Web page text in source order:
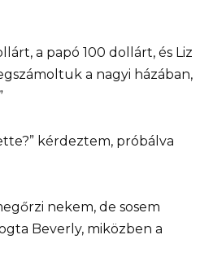
a papó 100 dollárt, és Liz
a nagyi házában,
kérdeztem, próbálva
nekem, de sosem
Beverly, miközben a